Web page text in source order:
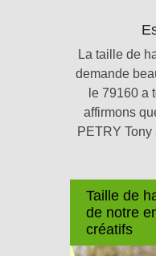
La taille de
demande
le 79160 a
affirmons
PETRY Tony
Taille de
de notre
créatifs